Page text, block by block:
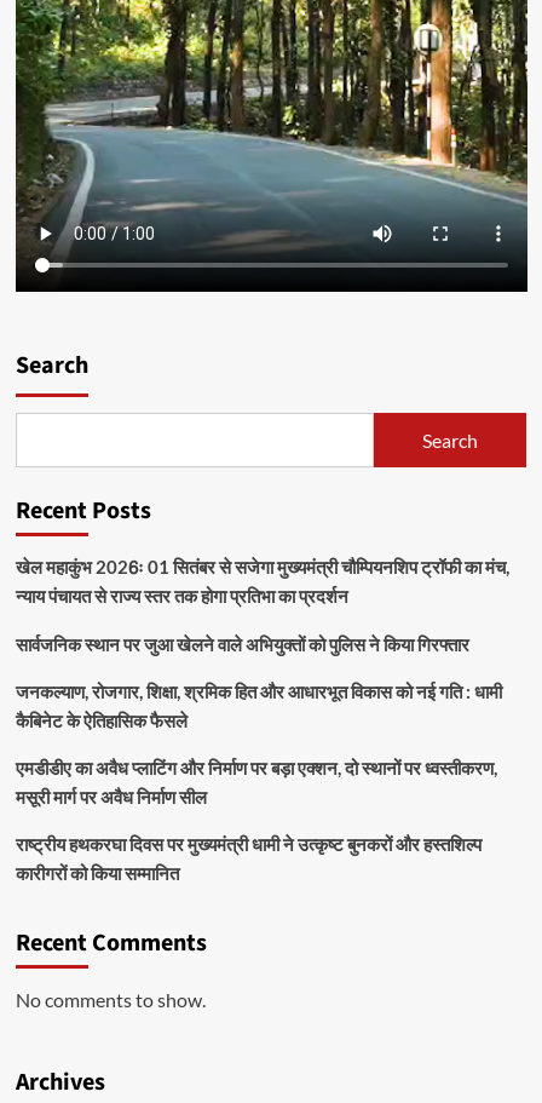
Search
Search
Recent Posts
खेल महाकुंभ 2026ः 01 सितंबर से सजेगा मुख्यमंत्री चौम्पियनशिप ट्रॉफी का मंच,
न्याय पंचायत से राज्य स्तर तक होगा प्रतिभा का प्रदर्शन
सार्वजनिक स्थान पर जुआ खेलने वाले अभियुक्तों को पुलिस ने किया गिरफ्तार
जनकल्याण, रोजगार, शिक्षा, श्रमिक हित और आधारभूत विकास को नई गति : धामी
कैबिनेट के ऐतिहासिक फैसले
एमडीडीए का अवैध प्लाटिंग और निर्माण पर बड़ा एक्शन, दो स्थानों पर ध्वस्तीकरण,
मसूरी मार्ग पर अवैध निर्माण सील
राष्ट्रीय हथकरघा दिवस पर मुख्यमंत्री धामी ने उत्कृष्ट बुनकरों और हस्तशिल्प
कारीगरों को किया सम्मानित
Recent Comments
No comments to show.
Archives